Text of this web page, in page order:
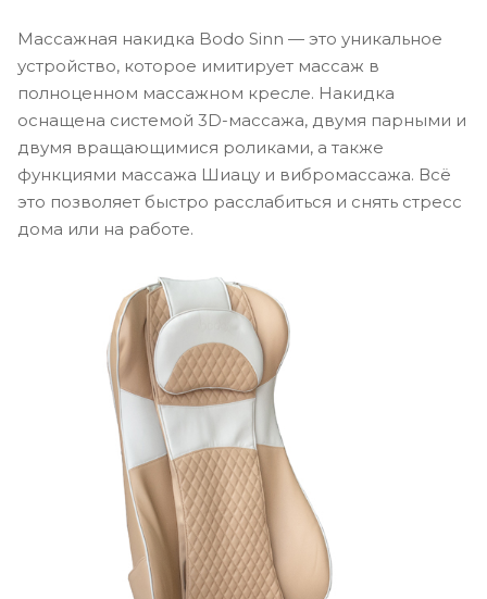
Массажная накидка Bodo Sinn — это уникальное
устройство, которое имитирует массаж в
полноценном массажном кресле. Накидка
оснащена системой 3D-массажа, двумя парными и
двумя вращающимися роликами, а также
функциями массажа Шиацу и вибромассажа. Всё
это позволяет быстро расслабиться и снять стресс
дома или на работе.